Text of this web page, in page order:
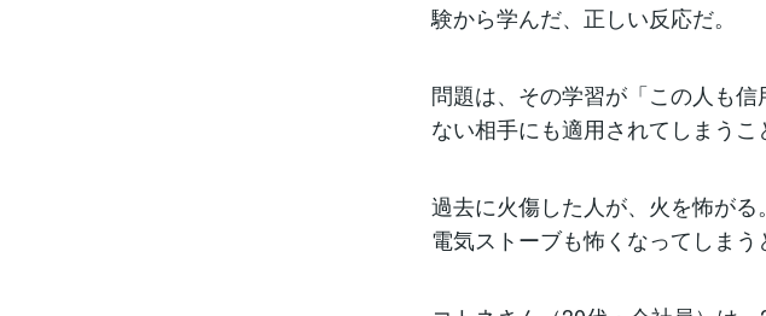
験から学んだ、正しい反応だ。
問題は、その学習が「この人も
ない相手にも適用されてしまうこ
過去に火傷した人が、火を怖が
電気ストーブも怖くなってしまう